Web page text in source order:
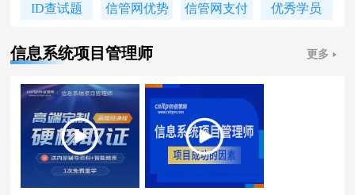
信管网接入人工智能 丨 AI 赋能备考
•信管网软考讲师合作招聘(全职/兼职)
ID查试题 信管网优势 信管网支付 优秀学员
信息系统项目管理师 更多